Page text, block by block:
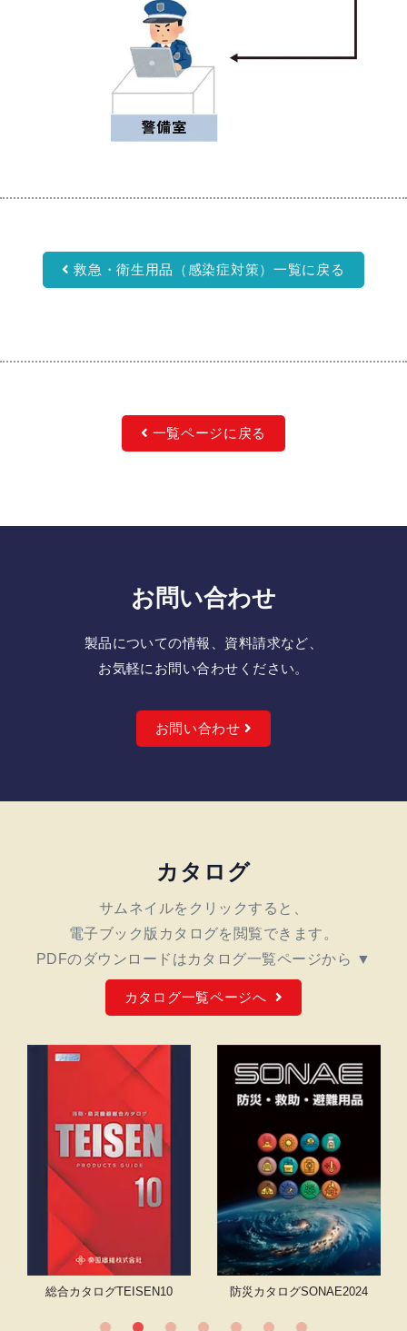
救急・衛生用品（感染症対策）一覧に戻る
一覧ページに戻る
お問い合わせ
製品についての情報、資料請求など、
お気軽にお問い合わせください。
お問い合わせ
カタログ
サムネイルをクリックすると、
電子ブック版カタログを閲覧できます。
PDFのダウンロードはカタログ一覧ページから ▼
カタログ一覧ページへ
総合カタログTEISEN10 防災カタログSONAE2024